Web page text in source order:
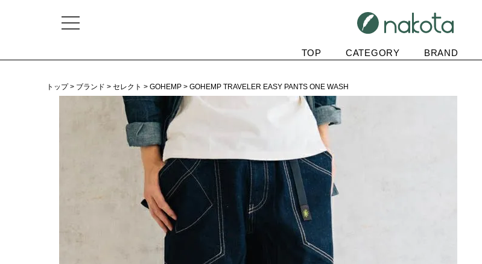
TOP CATEGORY BRAND
トップ ブランド セレクト GOHEMP GOHEMP TRAVELER EASY PANTS ONE WASH